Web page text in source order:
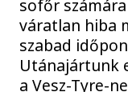
sofőr
váratlan hiba
szabad
Utánajártunk
a Vesz-Tyre-